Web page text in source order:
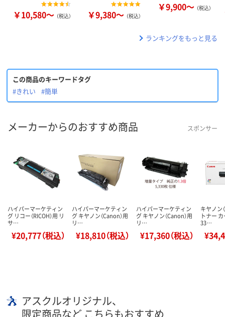
￥10,580～ （税込） ￥9,380～ （税込）
￥9,900～ （税込）
ランキングをもっと見る
この商品のキーワードタグ
#きれい
#簡単
メーカーからのおすすめ商品 スポンサー
ハイパーマーケティン
グ リコー（RICOH）用 リ
サ…
¥20,777（税込）
ハイパーマーケティン
グ キヤノン（Canon）用
リ…
¥18,810（税込）
ハイパーマーケティン
グ キヤノン（Canon）用
リ…
¥17,360（税込）
キヤノン
トナー
33…
アスクルオリジナル、
限定商品など こちらもおすすめ